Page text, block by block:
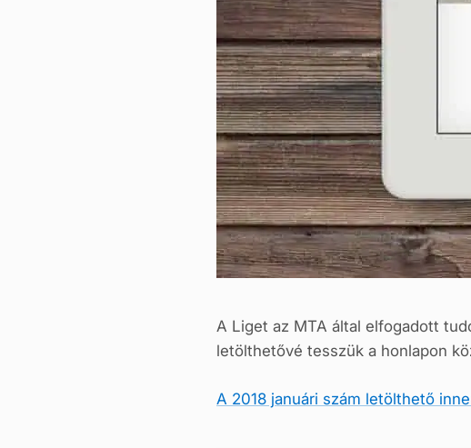
A Liget az MTA által elfogadott
letölthetővé tesszük a honlapon
A 2018 januári szám letölthető